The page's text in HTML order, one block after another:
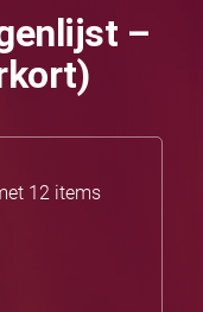
–
12 items